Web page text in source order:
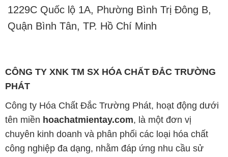
1229C Quốc lộ 1A, Phường Bình Trị Đông B,
Quận Bình Tân, TP. Hồ Chí Minh
CÔNG TY XNK TM SX HÓA CHẤT ĐẮC TRƯỜNG
PHÁT
Công ty Hóa Chất Đắc Trường Phát, hoạt động dưới
tên miền hoachatmientay.com, là một đơn vị
chuyên kinh doanh và phân phối các loại hóa chất
công nghiệp đa dạng, nhằm đáp ứng nhu cầu sử